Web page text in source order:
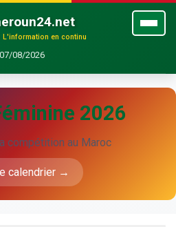
L'information en continu
07/08/2026
2026
compétition au Maroc
calendrier →